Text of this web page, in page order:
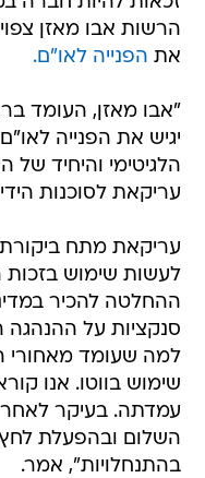
הרשות אבו מאזן
את הפנייה לאו"ם.
"אבו מאזן, העומד
יגיש את הפנייה
הלגיטימי והיחיד של
עריקאת לסוכנות
עריקאת מתח
לעשות שימוש בזכות
ההחלטה להכיר
סנקציות על ההנהגה
למה שעומד מאחורי
שימוש בווטו. אנו
עמדתה. בעיקר
השלום ובהפעלת
בהתנחלויות", אמר.